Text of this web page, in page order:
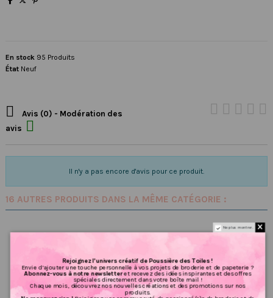
En stock 95 Produits
État Neuf

Avis (0) - Modération des
avis

Il n'y a pas encore d'avis pour ce produit.
16 AUTRES PRODUITS DANS LA MÊME CATÉGORIE :
Ne plus montrer.
Rejoignez l’univers créatif de Poussière des Toiles !
Envie d’ajouter une touche personnelle à vos projets de broderie et de papeterie ?
Abonnez-vous à notre newsletteret recevez des idées inspirantes et des offres
spéciales directement dans votre boîte mail !
Chaque mois, découvrez nos nouvelles créations et des promotions sur nos
produits.